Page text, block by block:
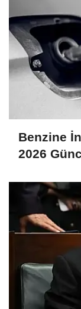
Benzine
2026